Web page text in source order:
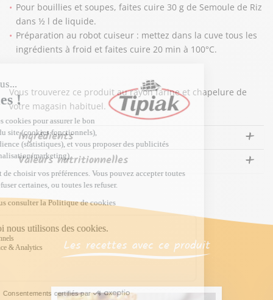
Pour bouillies et soupes, faites cuire 30 g de Semoule de Riz
dans ½ l de liquide.
Préparation au robot cuiseur : mettez dans la cuve tous les
ingrédients à froid et faites cuire 20 min à 100°C.
Vous trouverez ce produit au rayon farine et chapelure de
votre magasin habituel.
Ingrédients
Valeurs nutritionnelles
Les recettes avec ce produit